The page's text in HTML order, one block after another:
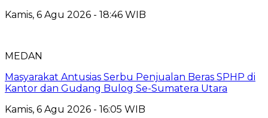
Kamis, 6 Agu 2026 - 18:46 WIB
MEDAN
Masyarakat Antusias Serbu Penjualan Beras SPHP di
Kantor dan Gudang Bulog Se-Sumatera Utara
Kamis, 6 Agu 2026 - 16:05 WIB